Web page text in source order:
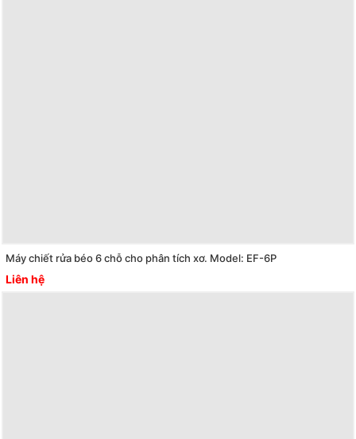
Máy chiết rửa béo 6 chỗ cho phân tích xơ. Model: EF-6P
Liên hệ